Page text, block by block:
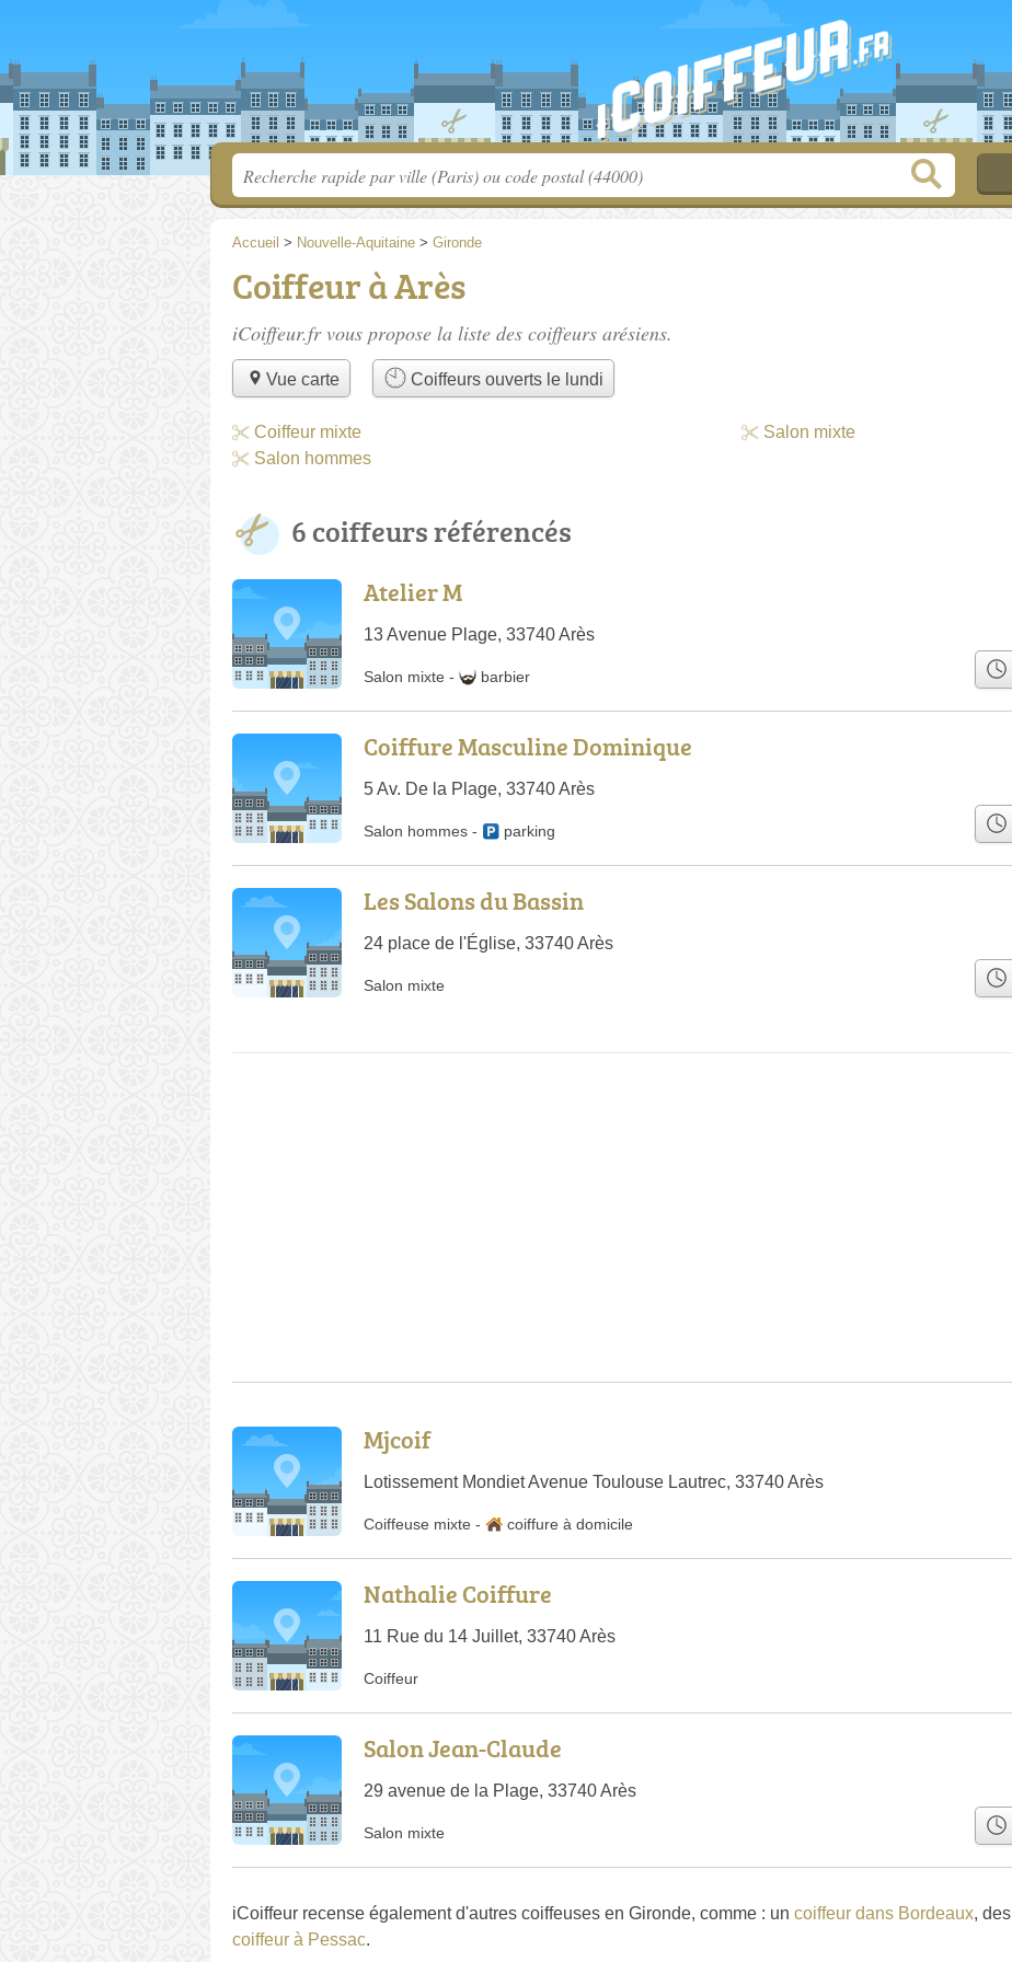
Accueil > Nouvelle-Aquitaine > Gironde
Coiffeur à Arès
iCoiffeur.fr vous propose la liste des coiffeurs arésiens.
Vue carte Coiffeurs ouverts le lundi
Coiffeur mixte
Salon hommes
Salon mixte
6 coiffeurs référencés
Atelier M
13 Avenue Plage, 33740 Arès
Salon mixte - barbier
Coiffure Masculine Dominique
5 Av. De la Plage, 33740 Arès
Salon hommes - parking
Les Salons du Bassin
24 place de l'Église, 33740 Arès
Salon mixte
Mjcoif
Lotissement Mondiet Avenue Toulouse Lautrec, 33740 Arès
Coiffeuse mixte - coiffure à domicile
Nathalie Coiffure
11 Rue du 14 Juillet, 33740 Arès
Coiffeur
Salon Jean-Claude
29 avenue de la Plage, 33740 Arès
Salon mixte
iCoiffeur recense également d'autres coiffeuses en Gironde, comme : un coiffeur dans Bordeaux, des
coiffeur à Pessac.